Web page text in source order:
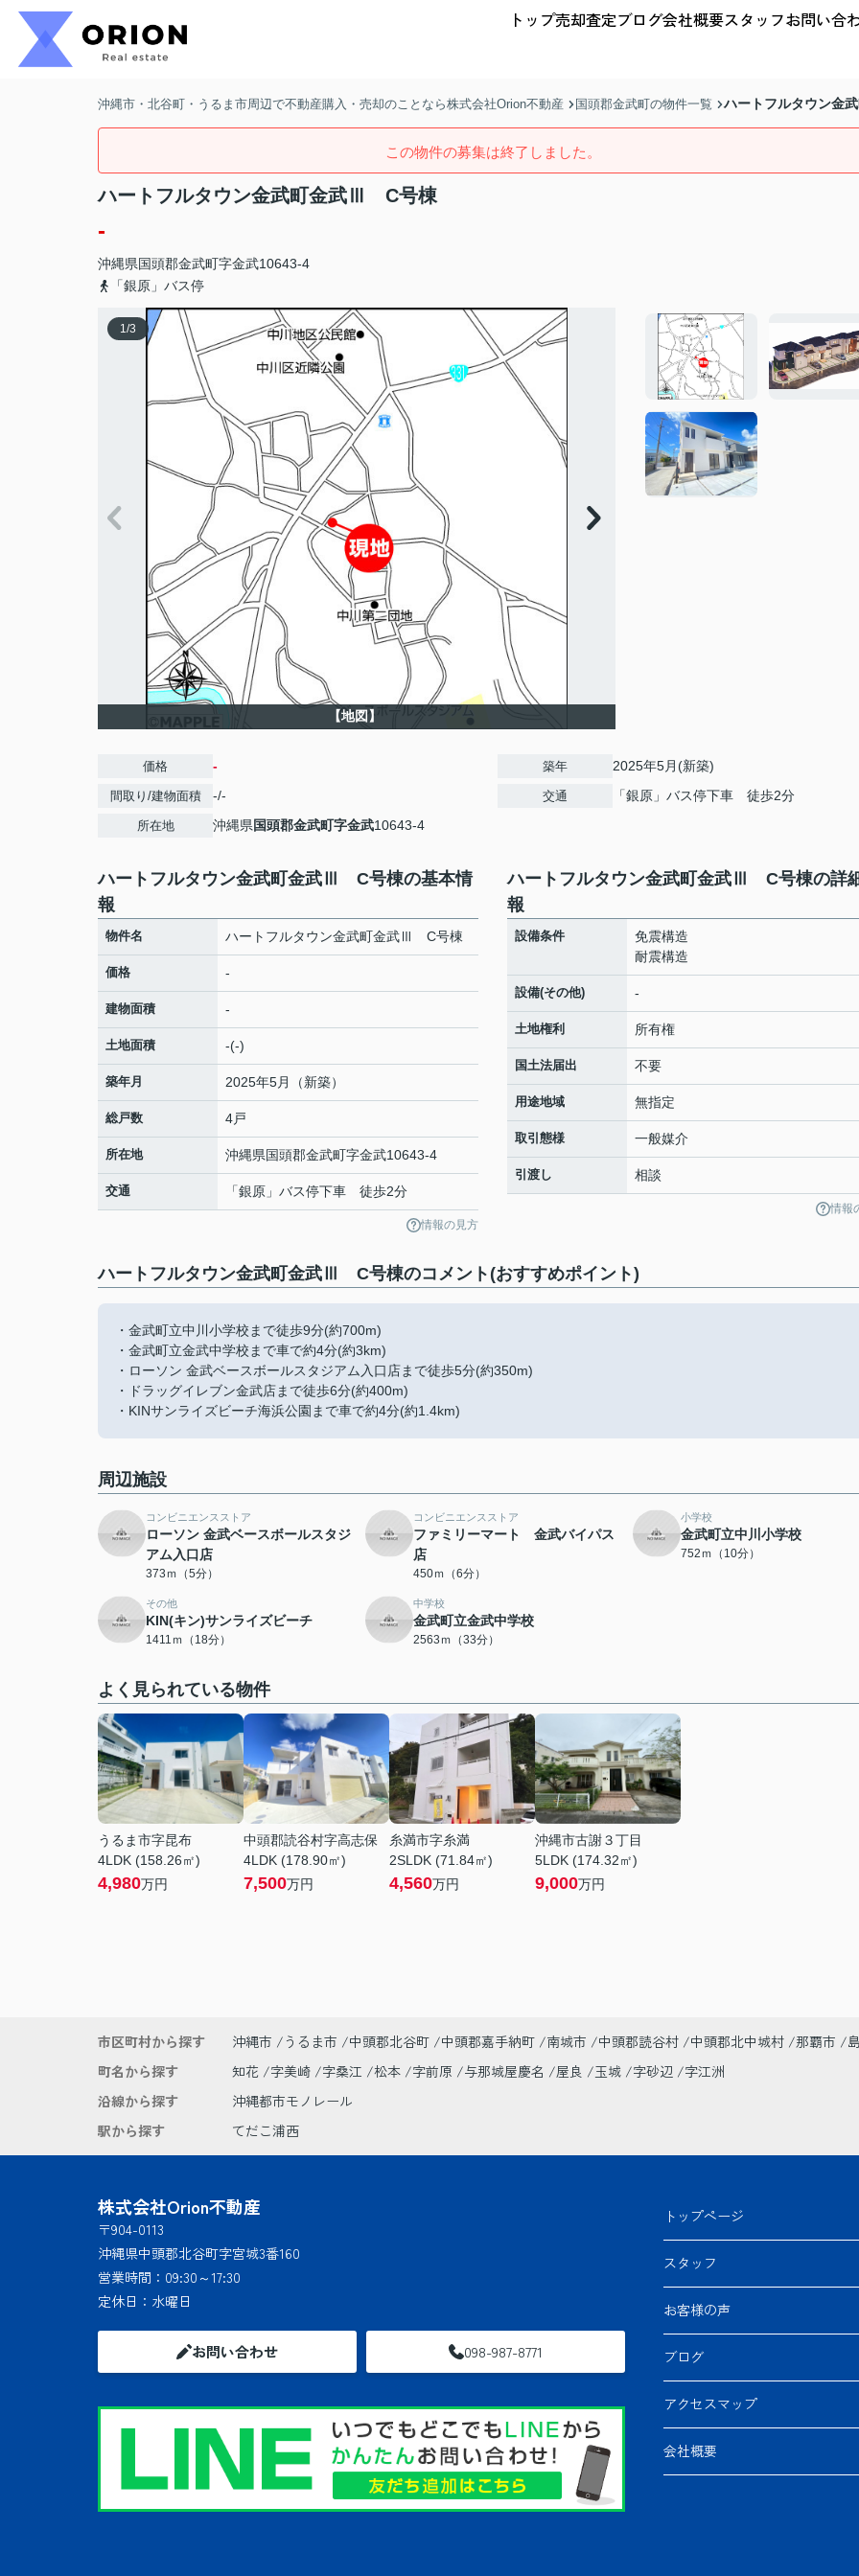
トップ売却査定ブログ会社概要スタッフお問い合
沖縄市・北谷町・うるま市周辺で不動産購入・売却のことなら株式会社Orion不動産 国頭郡金武町の物件一覧 ハートフルタウン金
この物件の募集は終了しました。
ハートフルタウン金武町金武Ⅲ C号棟
-
沖縄県国頭郡金武町字金武10643-4
「銀原」バス停
1 /3
【地図】
価格 -
間取り/建物面積 -/-
所在地 沖縄県国頭郡金武町字金武10643-4
築年 2025年5月(新築)
交通 「銀原」バス停下車 徒歩2分
ハートフルタウン金武町金武Ⅲ C号棟の基本情
報
物件名 ハートフルタウン金武町金武Ⅲ C号棟
価格 -
建物面積 -
土地面積 -(-)
築年月 2025年5月（新築）
総戸数 4戸
所在地 沖縄県国頭郡金武町字金武10643-4
交通 「銀原」バス停下車 徒歩2分
情報の見方
ハートフルタウン金武町金武Ⅲ C号棟の詳
報
設備条件
免震構造
耐震構造
設備(その他) -
土地権利 所有権
国土法届出 不要
用途地域 無指定
取引態様 一般媒介
引渡し 相談
情報
ハートフルタウン金武町金武Ⅲ C号棟のコメント(おすすめポイント)
・金武町立中川小学校まで徒歩9分(約700m)
・金武町立金武中学校まで車で約4分(約3km)
・ローソン 金武ベースボールスタジアム入口店まで徒歩5分(約350m)
・ドラッグイレブン金武店まで徒歩6分(約400m)
・KINサンライズビーチ海浜公園まで車で約4分(約1.4km)
周辺施設
コンビニエンスストア
ローソン 金武ベースボールスタジ
アム入口店
373ｍ（5分）
コンビニエンスストア
ファミリーマート 金武バイパス
店
450ｍ（6分）
小学校
金武町立中川小学校
752ｍ（10分）
その他
KIN(キン)サンライズビーチ
1411ｍ（18分）
中学校
金武町立金武中学校
2563ｍ（33分）
よく見られている物件
うるま市字昆布
4LDK (158.26㎡)
4,980万円
中頭郡読谷村字高志保
4LDK (178.90㎡)
7,500万円
糸満市字糸満
2SLDK (71.84㎡)
4,560万円
沖縄市古謝３丁目
5LDK (174.32㎡)
9,000万円
市区町村から探す 沖縄市 うるま市 中頭郡北谷町 中頭郡嘉手納町 南城市 中頭郡読谷村 中頭郡北中城村 那覇市
町名から探す
知花 字美崎 字桑江 松本 字前原 与那城屋慶名 屋良 玉城 字砂辺
字江洲
沿線から探す
沖縄都市モノレール
駅から探す
てだこ浦西
株式会社Orion不動産
〒904-0113
沖縄県中頭郡北谷町字宮城3番160
営業時間： 09:30～17:30
定休日： 水曜日
お問い合わせ 098-987-8771
トップページ
スタッフ
お客様の声
ブログ
アクセスマップ
会社概要